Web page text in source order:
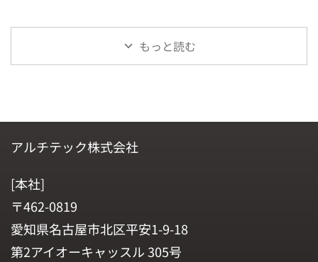
もっと読む
アルチテック株式会社
[本社]
〒462-0819
愛知県名古屋市北区平安1-9-18
第2アイオーキャッスル 305号